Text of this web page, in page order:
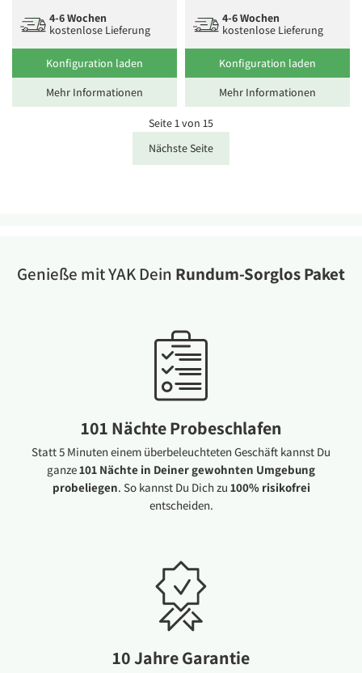
4-6 Wochen
kostenlose Lieferung
Konfiguration laden
Mehr Informationen
4-6 Wochen
kostenlose Lieferung
Konfiguration laden
Mehr Informationen
Seite 1 von 15
Nächste Seite
Genieße mit YAK Dein Rundum-Sorglos Paket
101 Nächte Probeschlafen
Statt 5 Minuten einem überbeleuchteten Geschäft kannst Du
ganze101 Nächte in Deiner gewohnten Umgebung
probeliegen. So kannst Du Dich zu 100% risikofrei
entscheiden.
10 Jahre Garantie